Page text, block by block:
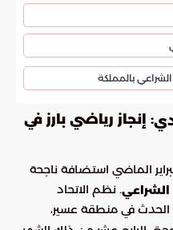
بالمملكة
: إنجاز رياضي بارز في
الماضي استضافة ناجحة
الشراعي. نظم الاتحاد
الحدث في منطقة عسير،